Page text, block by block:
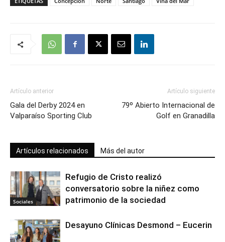
Artículo anterior
Gala del Derby 2024 en
Valparaíso Sporting Club
Artículo siguiente
79º Abierto Internacional de
Golf en Granadilla
Artículos relacionados Más del autor
Sociales
Refugio de Cristo realizó
conversatorio sobre la niñez como
patrimonio de la sociedad
Desayuno Clínicas Desmond – Eucerin